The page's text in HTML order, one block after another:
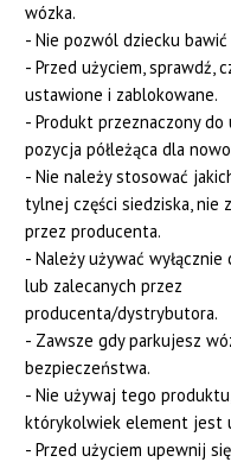
wózka.
- Nie pozwól dziecku
- Przed użyciem, sprawdź,
ustawione i zablokowane.
- Produkt przeznaczony
pozycja półleżąca dla
- Nie należy stosować
tylnej części siedziska, nie
przez producenta.
- Należy używać
lub zalecanych przez
producenta/dystrybutora.
- Zawsze gdy parkujesz
bezpieczeństwa.
- Nie używaj tego
którykolwiek element jest
- Przed użyciem upewnij